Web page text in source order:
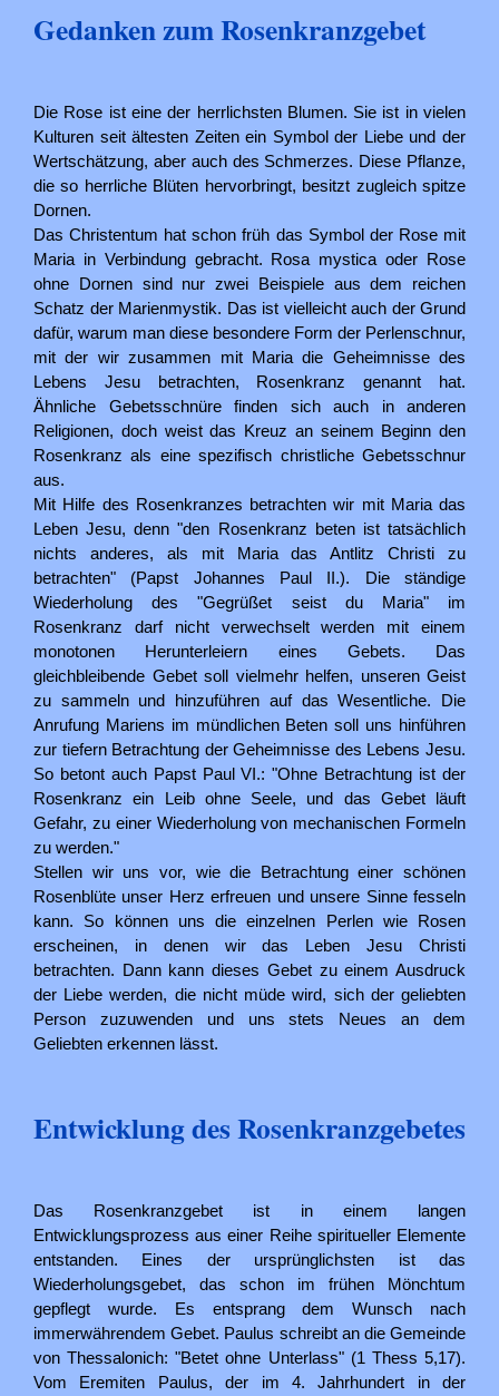
Gedanken zum Rosenkranzgebet
Die Rose ist eine der herrlichsten Blumen. Sie ist in vielen
Kulturen seit ältesten Zeiten ein Symbol der Liebe und der
Wertschätzung, aber auch des Schmerzes. Diese Pflanze,
die so herrliche Blüten hervorbringt, besitzt zugleich spitze
Dornen.
Das Christentum hat schon früh das Symbol der Rose mit
Maria in Verbindung gebracht. Rosa mystica oder Rose
ohne Dornen sind nur zwei Beispiele aus dem reichen
Schatz der Marienmystik. Das ist vielleicht auch der Grund
dafür, warum man diese besondere Form der Perlenschnur,
mit der wir zusammen mit Maria die Geheimnisse des
Lebens Jesu betrachten, Rosenkranz genannt hat.
Ähnliche Gebetsschnüre finden sich auch in anderen
Religionen, doch weist das Kreuz an seinem Beginn den
Rosenkranz als eine spezifisch christliche Gebetsschnur
aus.
Mit Hilfe des Rosenkranzes betrachten wir mit Maria das
Leben Jesu, denn "den Rosenkranz beten ist tatsächlich
nichts anderes, als mit Maria das Antlitz Christi zu
betrachten" (Papst Johannes Paul II.). Die ständige
Wiederholung des "Gegrüßet seist du Maria" im
Rosenkranz darf nicht verwechselt werden mit einem
monotonen Herunterleiern eines Gebets. Das
gleichbleibende Gebet soll vielmehr helfen, unseren Geist
zu sammeln und hinzuführen auf das Wesentliche. Die
Anrufung Mariens im mündlichen Beten soll uns hinführen
zur tiefern Betrachtung der Geheimnisse des Lebens Jesu.
So betont auch Papst Paul VI.: "Ohne Betrachtung ist der
Rosenkranz ein Leib ohne Seele, und das Gebet läuft
Gefahr, zu einer Wiederholung von mechanischen Formeln
zu werden."
Stellen wir uns vor, wie die Betrachtung einer schönen
Rosenblüte unser Herz erfreuen und unsere Sinne fesseln
kann. So können uns die einzelnen Perlen wie Rosen
erscheinen, in denen wir das Leben Jesu Christi
betrachten. Dann kann dieses Gebet zu einem Ausdruck
der Liebe werden, die nicht müde wird, sich der geliebten
Person zuzuwenden und uns stets Neues an dem
Geliebten erkennen lässt.
Entwicklung des Rosenkranzgebetes
Das Rosenkranzgebet ist in einem langen
Entwicklungsprozess aus einer Reihe spiritueller Elemente
entstanden. Eines der ursprünglichsten ist das
Wiederholungsgebet, das schon im frühen Mönchtum
gepflegt wurde. Es entsprang dem Wunsch nach
immerwährendem Gebet. Paulus schreibt an die Gemeinde
von Thessalonich: "Betet ohne Unterlass" (1 Thess 5,17).
Vom Eremiten Paulus, der im 4. Jahrhundert in der